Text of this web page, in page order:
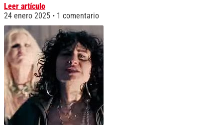
Leer artículo
24 enero 2025
1 comentario